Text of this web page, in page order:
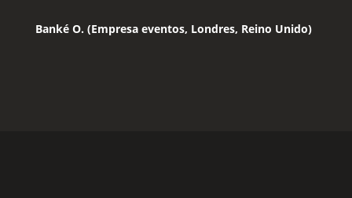
Banké O. (Empresa eventos, Londres, Reino Unido)